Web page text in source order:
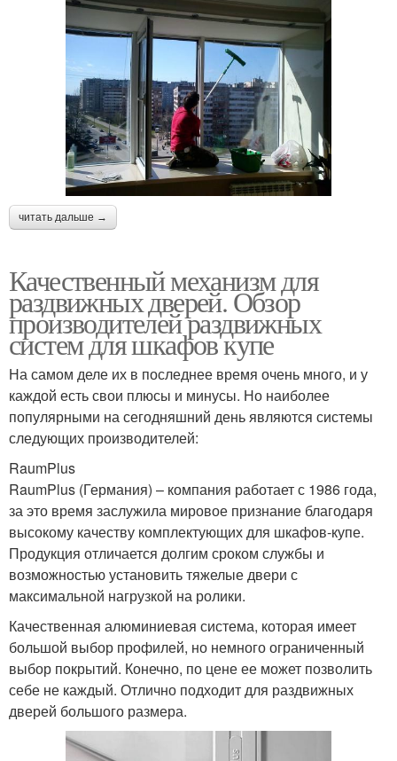
читать дальше →
Качественный механизм для
раздвижных дверей. Обзор
производителей раздвижных
систем для шкафов купе
На самом деле их в последнее время очень много, и у
каждой есть свои плюсы и минусы. Но наиболее
популярными на сегодняшний день являются системы
следующих производителей:
RaumPlus
RaumPlus (Германия) – компания работает с 1986 года,
за это время заслужила мировое признание благодаря
высокому качеству комплектующих для шкафов-купе.
Продукция отличается долгим сроком службы и
возможностью установить тяжелые двери с
максимальной нагрузкой на ролики.
Качественная алюминиевая система, которая имеет
большой выбор профилей, но немного ограниченный
выбор покрытий. Конечно, по цене ее может позволить
себе не каждый. Отлично подходит для раздвижных
дверей большого размера.